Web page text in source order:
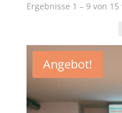
Ergebnisse 1 – 9 von
Angebot!